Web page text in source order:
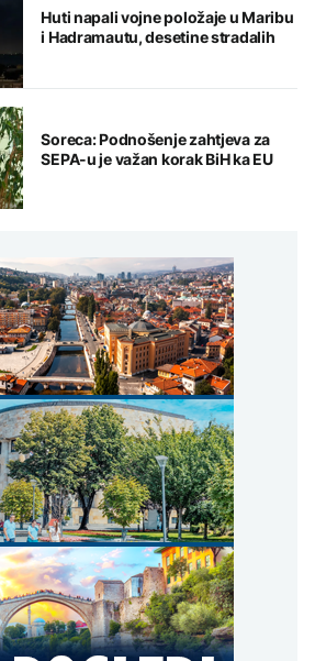
Huti napali vojne položaje u Maribu
i Hadramautu, desetine stradalih
Soreca: Podnošenje zahtjeva za
SEPA-u je važan korak BiH ka EU